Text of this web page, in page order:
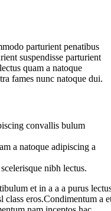
parturient penatibus
suspendisse parturient
quam a natoque
fames nunc natoque dui.
convallis bulum
a natoque adipiscing a
nibh lectus.
et in a a a purus
eros.Condimentum a